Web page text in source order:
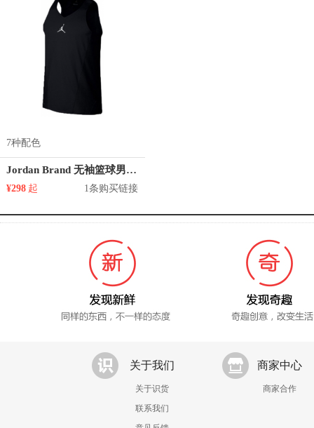
7种配色
Jordan Brand 无袖篮球男款背心 861503
¥298 起 1条购买链接
关于我们
关于识货
联系我们
商家中心
商家合作